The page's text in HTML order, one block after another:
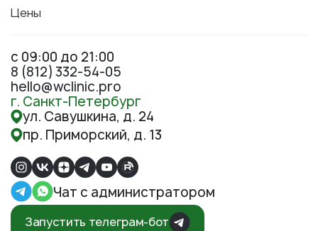
Цены
с 09:00 до 21:00
8 (812) 332-54-05
hello@wclinic.pro
г. Санкт-Петербург
ул. Савушкина, д. 24
пр. Приморский, д. 13
Чат с администратором
Запустить телеграм-бот